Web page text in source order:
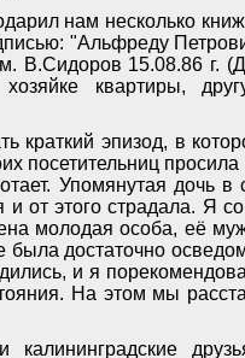
нам несколько
"Альфреду
В.Сидоров 15.08.86 г.
хозяйке квартиры,
краткий эпизод, в
посетительниц
Упомянутая дочь
и от этого страдала. Я
молодая особа, её
была достаточно
и я
На этом мы
калининградские